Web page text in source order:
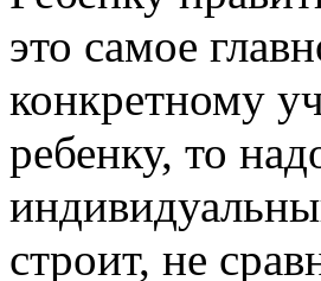
это самое
конкретному
ребенку, то
строит, не